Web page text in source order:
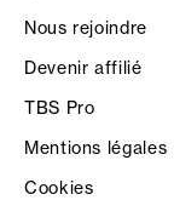
Nous rejoindre
Devenir affilié
TBS Pro
Mentions légales
Cookies